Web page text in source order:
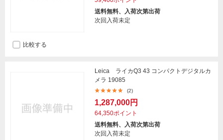
送料無料、入荷次第出荷
次回入荷未定
比較する
Leica ライカQ3 43 コンパクトデジタルカ
メラ 19085
(2)
1,287,000円
64,350ポイント
送料無料、入荷次第出荷
次回入荷未定